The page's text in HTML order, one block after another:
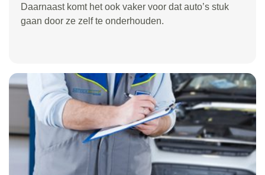
Daarnaast komt het ook vaker voor dat auto’s stuk
gaan door ze zelf te onderhouden.